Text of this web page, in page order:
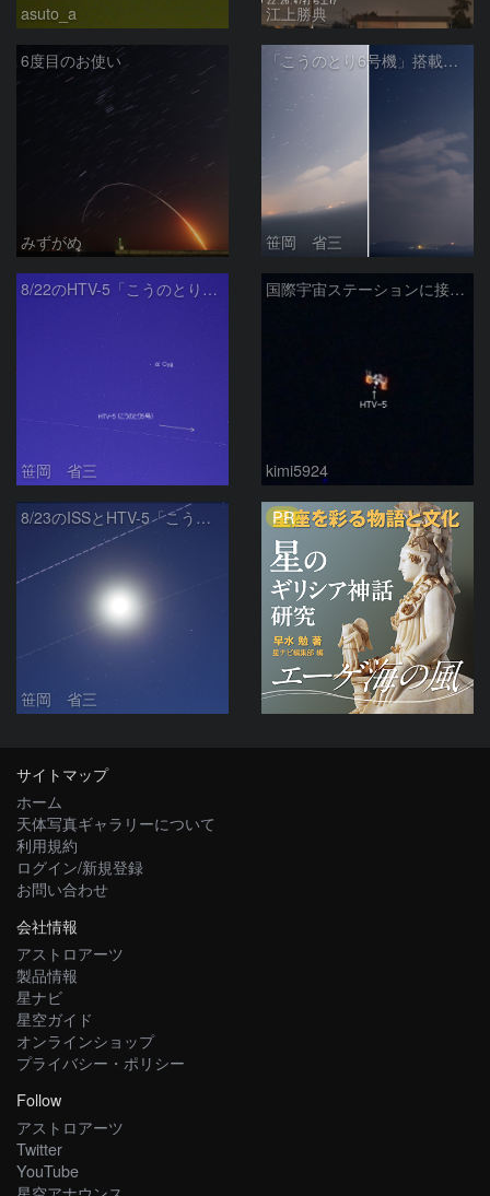
asuto_a 江上勝典
6度目のお使い
みずがめ
「こうのとり6号機」搭載のH-IIBロケット6号機
笹岡 省三
8/22のHTV-5「こうのとり5号機」
笹岡 省三
国際宇宙ステーションに接近するこうのとり5号機
kimi5924
8/23のISSとHTV-5「こうのとり5号機」
笹岡 省三
PR
サイトマップ
ホーム
天体写真ギャラリーについて
利用規約
ログイン/新規登録
お問い合わせ
会社情報
アストロアーツ
製品情報
星ナビ
星空ガイド
オンラインショップ
プライバシー・ポリシー
Follow
アストロアーツ
Twitter
YouTube